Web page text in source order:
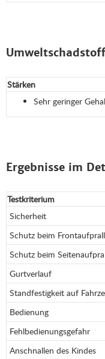
Stärken
Sehr geringer
Ergebnisse im
Testkriterium
Sicherheit
Schutz beim Frontaufprall
Schutz beim
Gurtverlauf
Standfestigkeit auf
Bedienung
Fehlbedienungsgefahr
Anschnallen des Kindes